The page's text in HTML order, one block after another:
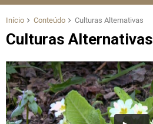
Início Conteúdo Culturas Alternativas
Culturas Alternativas